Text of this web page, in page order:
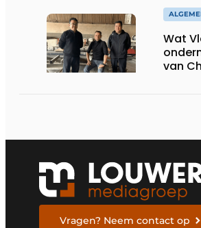
Wat
van
Vragen? Neem contact op